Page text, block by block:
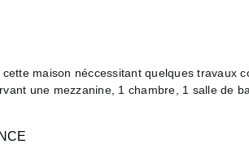
maison néccessitant quelques travaux
une mezzanine, 1 chambre, 1 salle de